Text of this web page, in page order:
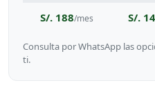
S/. 188/mes S/.
Consulta por WhatsApp las
ti.